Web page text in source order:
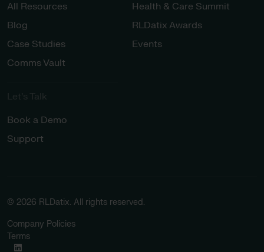
All Resources
Blog
Case Studies
Comms Vault
Health & Care Summit
RLDatix Awards
Events
Let’s Talk​
Book a Demo
Support
© 2026 RLDatix. All rights reserved.
Company Policies
Terms